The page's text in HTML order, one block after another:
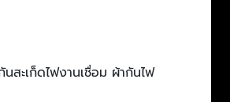
สะเก็ดไฟงานเชื่อม ผ้ากันไฟ